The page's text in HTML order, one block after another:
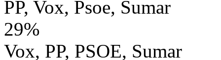
PP, Vox, Psoe, Sumar
29%
Vox, PP, PSOE, Sumar